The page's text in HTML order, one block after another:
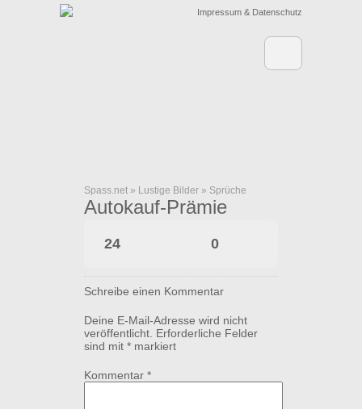
Impressum & Datenschutz
Spass.net » Lustige Bilder » Sprüche
Autokauf-Prämie
24 0
Schreibe einen Kommentar
Deine E-Mail-Adresse wird nicht
veröffentlicht. Erforderliche Felder
sind mit * markiert
Kommentar *